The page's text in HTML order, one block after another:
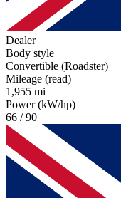
Dealer
Body style
Convertible (Roadster)
Mileage (read)
1,955 mi
Power (kW/hp)
66 / 90